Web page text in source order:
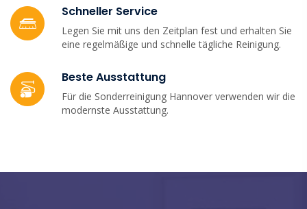
Schneller Service
Legen Sie mit uns den Zeitplan fest und erhalten Sie
eine regelmäßige und schnelle tägliche Reinigung.
Beste Ausstattung
Für die Sonderreinigung Hannover verwenden wir die
modernste Ausstattung.